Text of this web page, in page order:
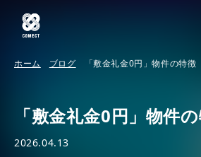
ホーム ブログ 「敷金礼金0円」物件の特徴
「敷金礼金0円」物件
2026.04.13